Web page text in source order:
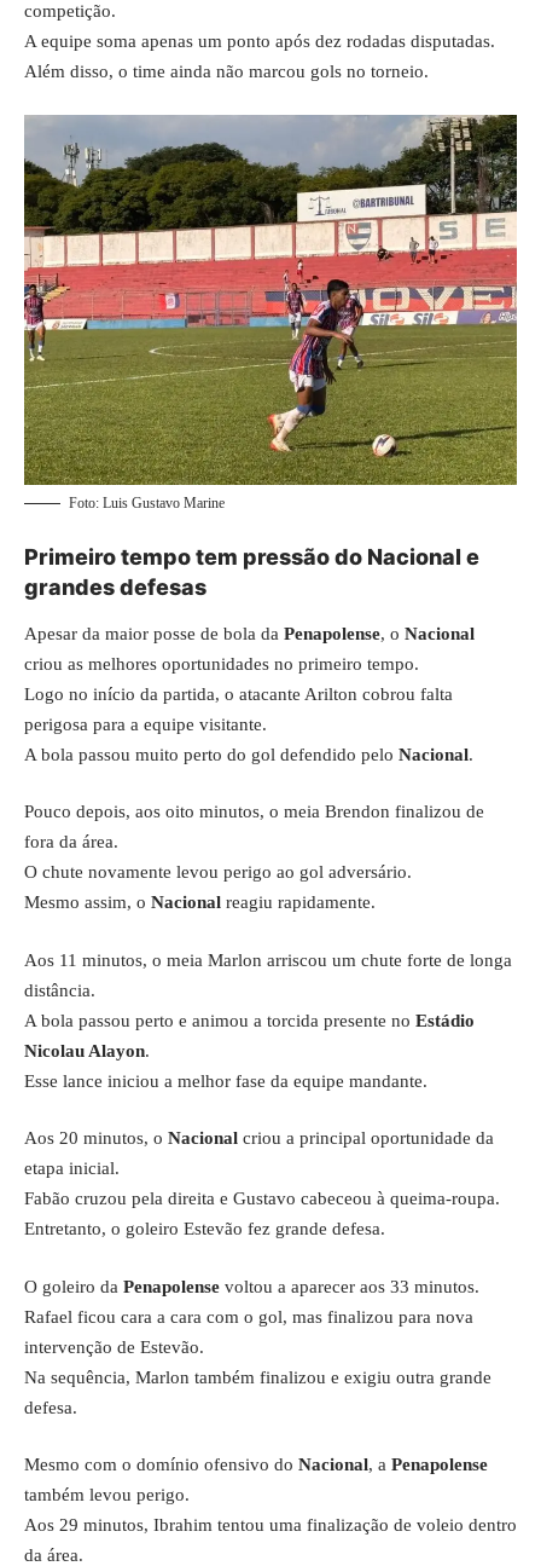
competição.
A equipe soma apenas um ponto após dez rodadas disputadas.
Além disso, o time ainda não marcou gols no torneio.
Foto: Luis Gustavo Marine
Primeiro tempo tem pressão do Nacional e
grandes defesas
Apesar da maior posse de bola da Penapolense, o Nacional
criou as melhores oportunidades no primeiro tempo.
Logo no início da partida, o atacante Arilton cobrou falta
perigosa para a equipe visitante.
A bola passou muito perto do gol defendido pelo Nacional.
Pouco depois, aos oito minutos, o meia Brendon finalizou de
fora da área.
O chute novamente levou perigo ao gol adversário.
Mesmo assim, o Nacional reagiu rapidamente.
Aos 11 minutos, o meia Marlon arriscou um chute forte de longa
distância.
A bola passou perto e animou a torcida presente no Estádio
Nicolau Alayon.
Esse lance iniciou a melhor fase da equipe mandante.
Aos 20 minutos, o Nacional criou a principal oportunidade da
etapa inicial.
Fabão cruzou pela direita e Gustavo cabeceou à queima-roupa.
Entretanto, o goleiro Estevão fez grande defesa.
O goleiro da Penapolense voltou a aparecer aos 33 minutos.
Rafael ficou cara a cara com o gol, mas finalizou para nova
intervenção de Estevão.
Na sequência, Marlon também finalizou e exigiu outra grande
defesa.
Mesmo com o domínio ofensivo do Nacional, a Penapolense
também levou perigo.
Aos 29 minutos, Ibrahim tentou uma finalização de voleio dentro
da área.